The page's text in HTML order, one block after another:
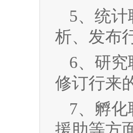
5、统
析、发布
6、研
修订行来
7、孵